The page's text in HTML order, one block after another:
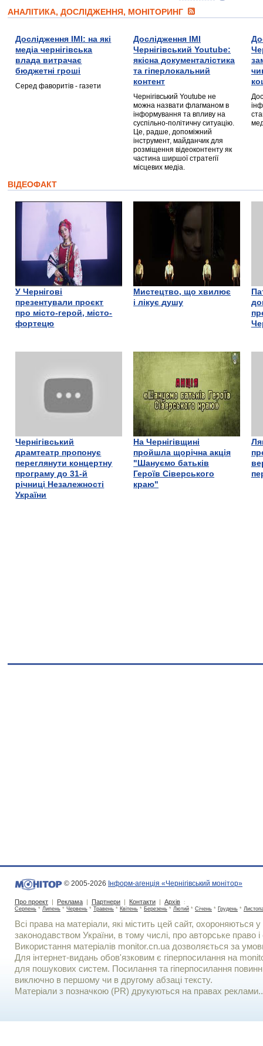
АНАЛІТИКА, ДОСЛІДЖЕННЯ, МОНІТОРИНГ
Дослідження ІМІ: на які
медіа чернігівська
влада витрачає
бюджетні гроші
Серед фаворитів - газети
Дослідження ІМІ
Чернігівський Youtube:
якісна документалістика
та гіперлокальний
контент
Чернігівський Youtube не
можна назвати флагманом в
інформування та впливу на
суспільно-політичну ситуацію.
Це, радше, допоміжний
інструмент, майданчик для
розміщення відеоконтенту як
частина ширшої стратегії
місцевих медіа.
ВІДЕОФАКТ
У Чернігові
презентували проєкт
про місто-герой, місто-
фортецю
Мистецтво, що хвилює
і лікує душу
Чернігівський
драмтеатр пропонує
переглянути концертну
програму до 31-й
річниці Незалежності
України
На Чернігівщині
пройшла щорічна акція
"Шануємо батьків
Героїв Сіверського
краю"
© 2005-2026 Інформ-агенція «Чернігівський монітор»
Про проект | Реклама | Партнери | Контакти | Архів :
Серпень * Липень * Червень * Травень * Квітень * Березень * Лютий * Січень * Грудень *
Всі права на матеріали, які містить цей сайт, охороняються у
законодавством України, в тому числі, про авторське право і
Використання матерiалiв monitor.cn.ua дозволяється за
Для iнтернет-видань обов'язковим є гiперпосилання на
для пошукових систем. Посилання та гіперпосилання
виключно в першому чи в другому абзаці тексту.
Матеріали з позначкою (PR) друкуються на правах реклами..